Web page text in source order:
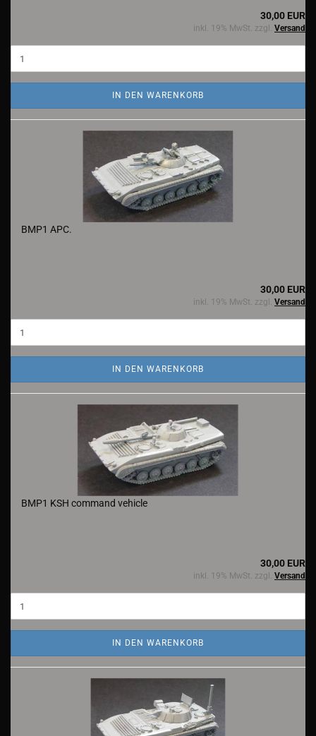
30,00 EUR
inkl. 19% MwSt. zzgl. Versand
IN DEN WARENKORB
BMP1 APC.
30,00 EUR
inkl. 19% MwSt. zzgl. Versand
IN DEN WARENKORB
BMP1 KSH command vehicle
30,00 EUR
inkl. 19% MwSt. zzgl. Versand
IN DEN WARENKORB